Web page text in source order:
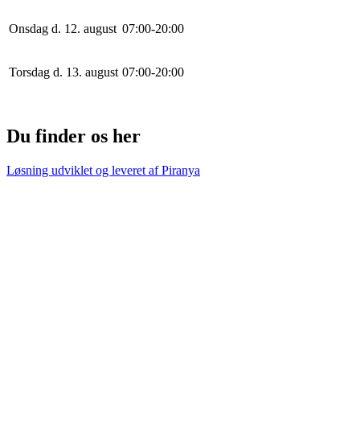
Onsdag d. 12. august 07:00-20:00
Torsdag d. 13. august 07:00-20:00
Du finder os her
Løsning udviklet og leveret afPiranya